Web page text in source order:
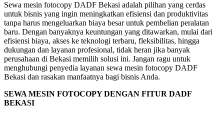
Sewa mesin fotocopy DADF Bekasi adalah pilihan yang cerdas
untuk bisnis yang ingin meningkatkan efisiensi dan produktivitas
tanpa harus mengeluarkan biaya besar untuk pembelian peralatan
baru. Dengan banyaknya keuntungan yang ditawarkan, mulai dari
efisiensi biaya, akses ke teknologi terbaru, fleksibilitas, hingga
dukungan dan layanan profesional, tidak heran jika banyak
perusahaan di Bekasi memilih solusi ini. Jangan ragu untuk
menghubungi penyedia layanan sewa mesin fotocopy DADF
Bekasi dan rasakan manfaatnya bagi bisnis Anda.
SEWA MESIN FOTOCOPY DENGAN FITUR DADF
BEKASI